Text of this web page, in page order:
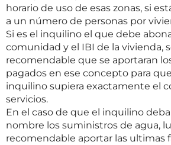
horario de uso de esas zonas, si
a un número de personas por
Si es el inquilino el que debe
comunidad y el IBI de la vivienda,
recomendable que se aportaran
pagados en ese concepto para
inquilino supiera exactamente el
servicios.
En el caso de que el inquilino
nombre los suministros de agua,
recomendable aportar las ultimas